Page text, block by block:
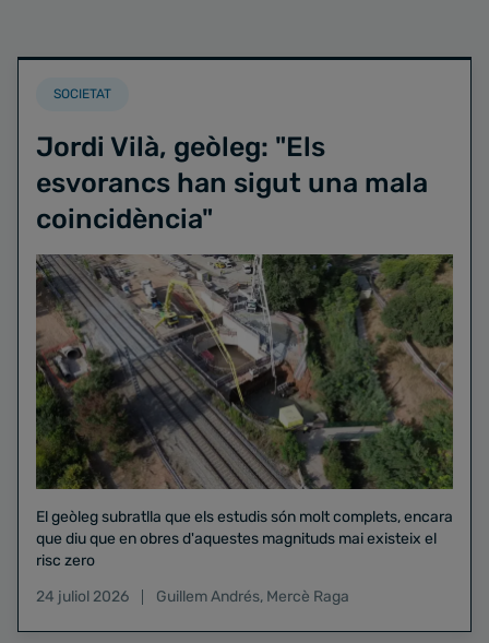
SOCIETAT
Jordi Vilà, geòleg: "Els
esvorancs han sigut una mala
coincidència"
El geòleg subratlla que els estudis són molt complets, encara
que diu que en obres d'aquestes magnituds mai existeix el
risc zero
24 juliol 2026
Guillem Andrés, Mercè Raga